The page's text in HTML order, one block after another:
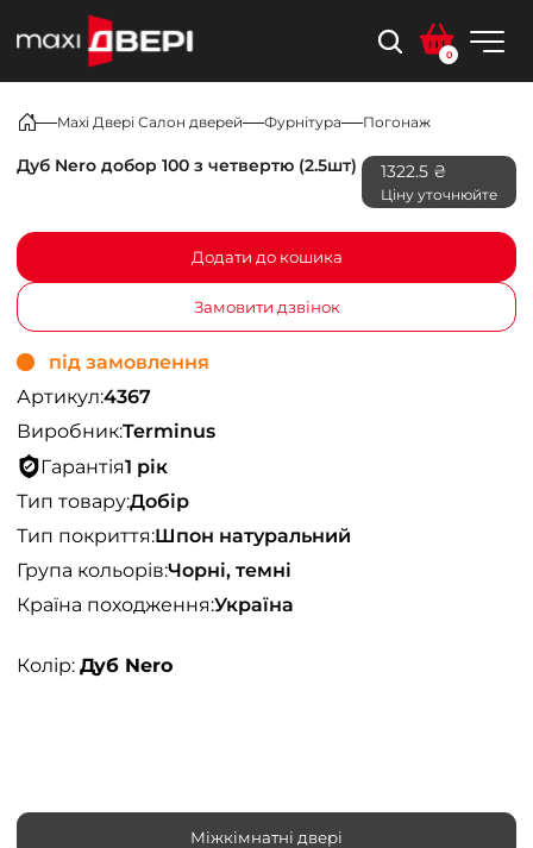
0
Maxi Двері Салон дверей Фурнітура Погонаж
Дуб Nero добор 100 з четвертю (2.5шт) 1322.5 ₴
Ціну уточнюйте
Додати до кошика
Замовити дзвінок
під замовлення
Артикул:4367
Виробник:Terminus
Гарантія1 рік
Тип товару:Добір
Тип покриття:Шпон натуральний
Група кольорів:Чорні, темні
Країна походження:Україна
Колір: Дуб Nero
Міжкімнатні двері